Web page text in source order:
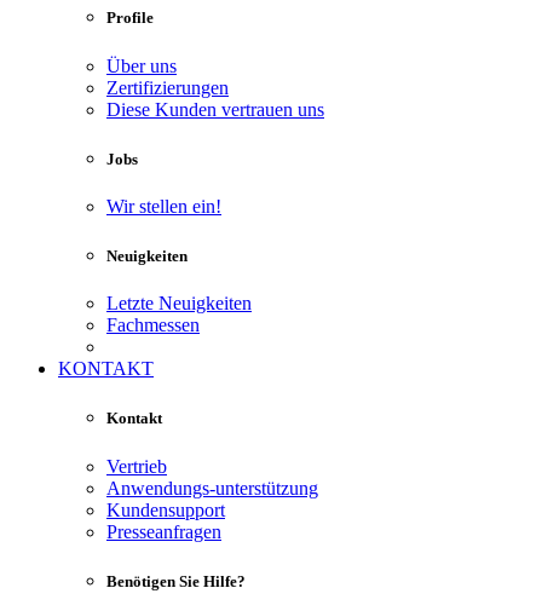
Profile
Über uns
Zertifizierungen
Diese Kunden vertrauen uns
Jobs
Wir stellen ein!
Neuigkeiten
Letzte Neuigkeiten
Fachmessen
KONTAKT
Kontakt
Vertrieb
Anwendungs-unterstützung
Kundensupport
Presseanfragen
Benötigen Sie Hilfe?